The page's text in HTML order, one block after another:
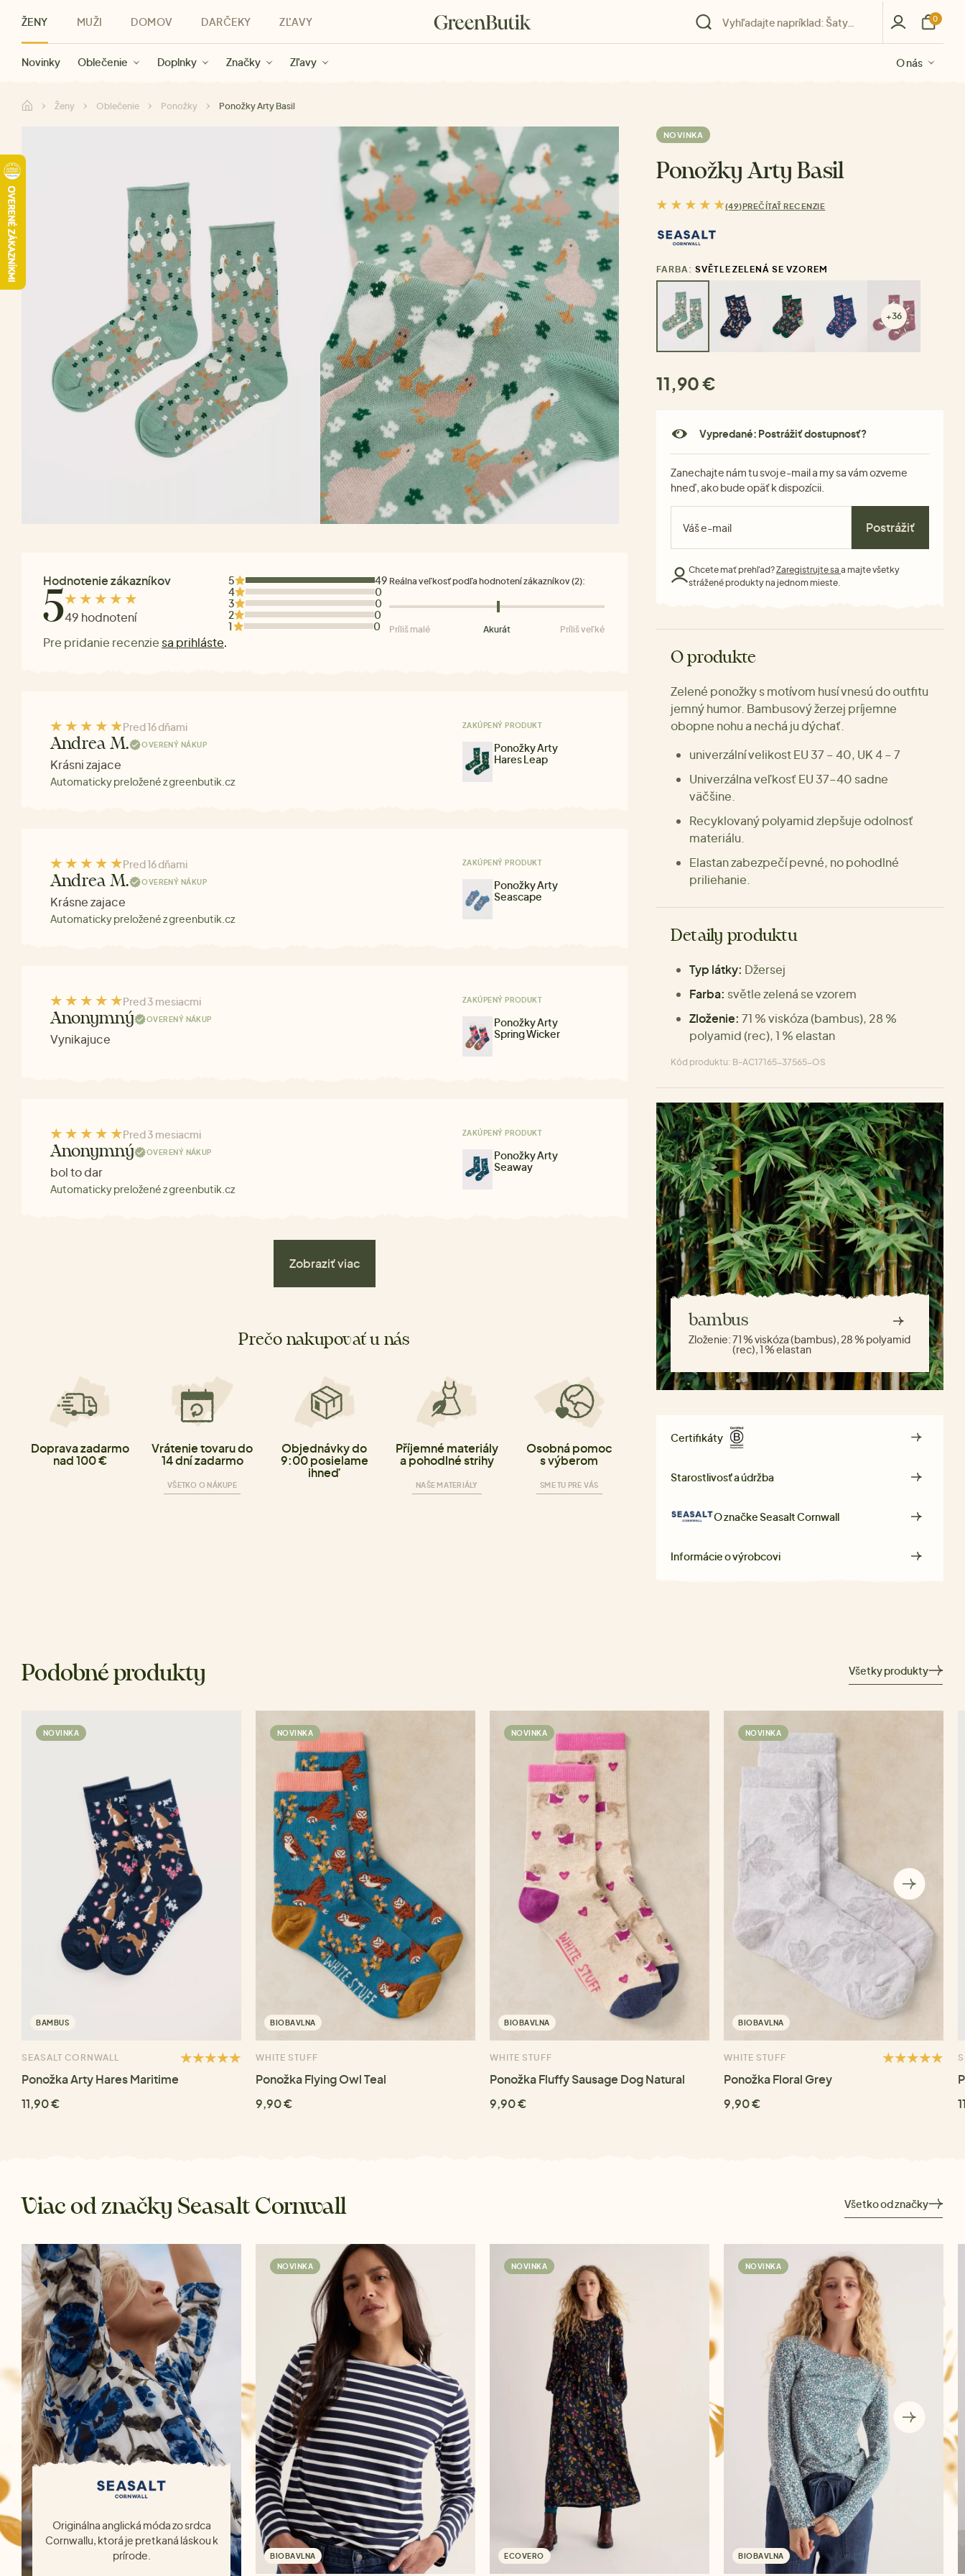
ŽENY
Novinky Oblečenie Doplnky Značky Zľavy O nás
MUŽI
Novinky Oblečenie Značky Zľavy O nás
DOMOV
Kategórie Značky Zľavy O nás
DARČEKY
Pre ženy Pre mužov Darčeky pre deti Pre všetkých O nás
ZĽAVY
Zľavy ženy Zľavy muži O nás
0
Ženy Oblečenie Ponožky Ponožky Arty Basil
Hodnotenie zákazníkov
549 hodnotení
Pre pridanie recenzie sa prihláste.
5
49
4
0
3
0
2
0
1
0
Reálna veľkosť podľa hodnotení zákazníkov (2):
Príliš malé Akurát Príliš veľké
Pred 16 dňami
Andrea M. OVERENÝ NÁKUP
Krásni zajace
Automaticky preložené z greenbutik.cz
ZAKÚPENÝ PRODUKT
Ponožky Arty
Hares Leap
Pred 16 dňami
Andrea M. OVERENÝ NÁKUP
Krásne zajace
Automaticky preložené z greenbutik.cz
ZAKÚPENÝ PRODUKT
Ponožky Arty
Seascape
Pred 3 mesiacmi
Anonymný OVERENÝ NÁKUP
Vynikajuce
ZAKÚPENÝ PRODUKT
Ponožky Arty
Spring Wicker
Pred 3 mesiacmi
Anonymný OVERENÝ NÁKUP
bol to dar
Automaticky preložené z greenbutik.cz
ZAKÚPENÝ PRODUKT
Ponožky Arty
Seaway
Zobraziť viac
Prečo nakupovať u nás
Doprava zadarmo
nad 100 €
Vrátenie tovaru do
14 dní zadarmo
VŠETKO O NÁKUPE
Objednávky do
9:00 posielame
ihneď
Příjemné materiály
a pohodlné strihy
NAŠE MATERIÁLY
Osobná pomoc
s výberom
SME TU PRE VÁS
NOVINKA
Ponožky Arty Basil
(49)PREČÍTAŤ RECENZIE
FARBA: SVĚTLE ZELENÁ SE VZOREM
+36
11,90 €
Vypredané: Postrážiť dostupnosť?
Zanechajte nám tu svoj e-mail a my sa vám ozveme
hneď, ako bude opäť k dispozícii.
Postrážiť
Chcete mať prehľad?Zaregistrujte sa a majte všetky
strážené produkty na jednom mieste.
O produkte
Zelené ponožky s motívom husí vnesú do outfitu
jemný humor. Bambusový žerzej príjemne
obopne nohu a nechá ju dýchať.
univerzální velikost EU 37 – 40, UK 4 – 7
Univerzálna veľkosť EU 37–40 sadne
väčšine.
Recyklovaný polyamid zlepšuje odolnosť
materiálu.
Elastan zabezpečí pevné, no pohodlné
priliehanie.
Detaily produktu
Typ látky: Džersej
Farba: světle zelená se vzorem
Zloženie: 71 % viskóza (bambus), 28 %
polyamid (rec), 1 % elastan
Kód produktu: B-AC17165-37565-OS
bambus
Zloženie:71 % viskóza (bambus), 28 % polyamid
(rec), 1 % elastan
Certifikáty
Starostlivosť a údržba
O značkeSeasalt Cornwall
Informácie o výrobcovi
Podobné produkty Všetky produkty
NOVINKA
BAMBUS
SEASALT CORNWALL
Ponožka Arty Hares Maritime
11,90 €
NOVINKA
BIOBAVLNA
WHITE STUFF
Ponožka Flying Owl Teal
9,90 €
NOVINKA
BIOBAVLNA
WHITE STUFF
Ponožka Fluffy Sausage Dog Natural
9,90 €
NOVINKA
BIOBAVLNA
WHITE STUFF
Ponožka Floral Grey
9,90 €
Viac od značky Seasalt Cornwall Všetko od značky
Originálna anglická móda zo srdca
Cornwallu, ktorá je pretkaná láskou k
prírode.
NOVINKA
BIOBAVLNA
NOVINKA
ECOVERO
NOVINKA
BIOBAVLNA